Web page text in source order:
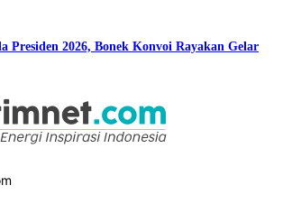
Presiden 2026, Bonek Konvoi Rayakan Gelar